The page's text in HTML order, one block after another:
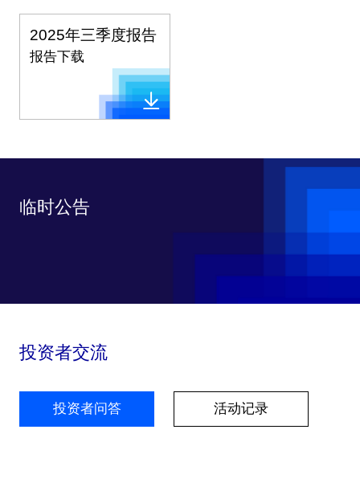
2025年三季度报告
报告下载
临时公告
投资者交流
投资者问答 活动记录